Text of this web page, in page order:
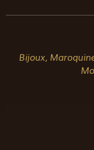
Bijoux,